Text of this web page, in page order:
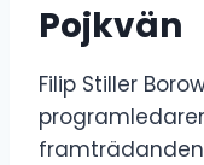
Pojkvän
Filip Stiller